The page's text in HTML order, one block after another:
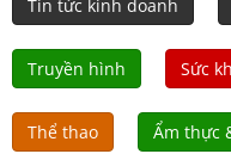
Tin tức kinh doanh
Truyền hình Sức
Thể thao Ẩm thực